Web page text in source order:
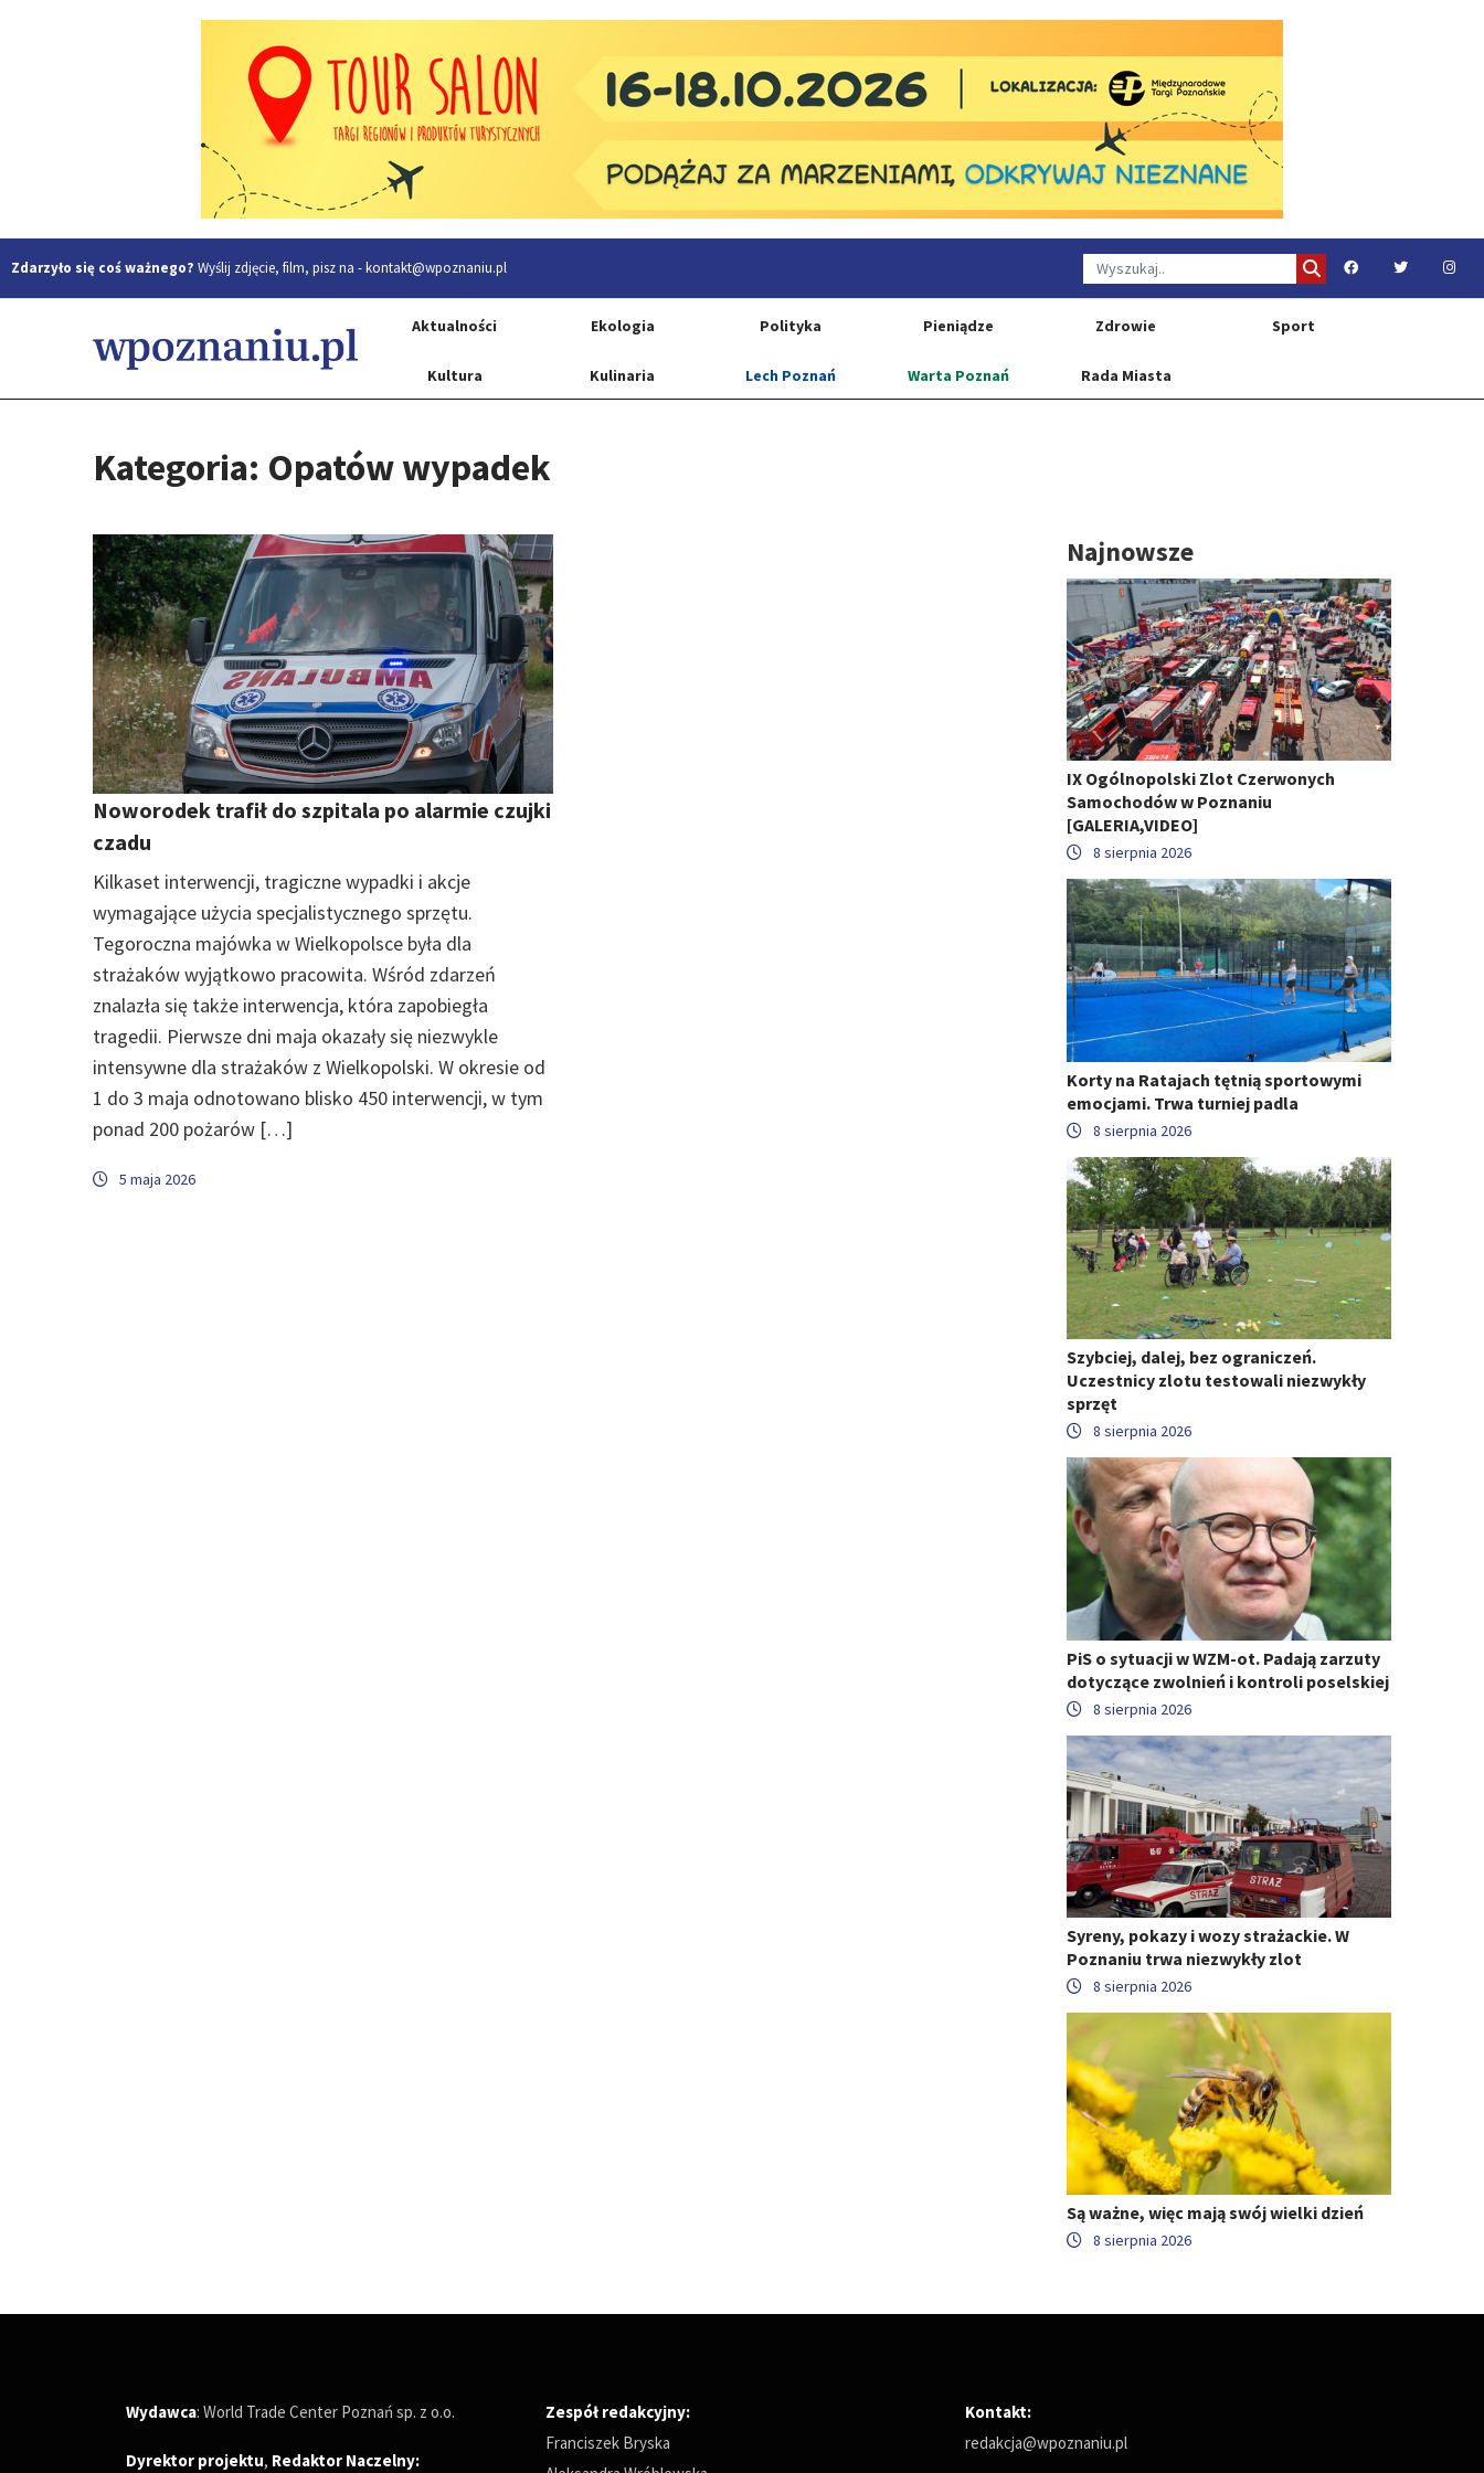
Zdarzyło się coś ważnego? Wyślij zdjęcie, film, pisz na -kontakt@wpoznaniu.pl
Aktualności Ekologia Polityka Pieniądze Zdrowie Sport
Kultura Kulinaria Lech Poznań Warta Poznań Rada Miasta
Kategoria: Opatów wypadek
Noworodek trafił do szpitala po alarmie czujki
czadu
Kilkaset interwencji, tragiczne wypadki i akcje
wymagające użycia specjalistycznego sprzętu.
Tegoroczna majówka w Wielkopolsce była dla
strażaków wyjątkowo pracowita. Wśród zdarzeń
znalazła się także interwencja, która zapobiegła
tragedii. Pierwsze dni maja okazały się niezwykle
intensywne dla strażaków z Wielkopolski. W okresie od
1 do 3 maja odnotowano blisko 450 interwencji, w tym
ponad 200 pożarów […]
5 maja 2026
Najnowsze
IX Ogólnopolski Zlot Czerwonych
Samochodów w Poznaniu
[GALERIA,VIDEO]
8 sierpnia 2026
Korty na Ratajach tętnią sportowymi
emocjami. Trwa turniej padla
8 sierpnia 2026
Szybciej, dalej, bez ograniczeń.
Uczestnicy zlotu testowali niezwykły
sprzęt
8 sierpnia 2026
PiS o sytuacji w WZM-ot. Padają zarzuty
dotyczące zwolnień i kontroli poselskiej
8 sierpnia 2026
Syreny, pokazy i wozy strażackie. W
Poznaniu trwa niezwykły zlot
8 sierpnia 2026
Są ważne, więc mają swój wielki dzień
8 sierpnia 2026
Wydawca: World Trade Center Poznań sp. z o.o.
Dyrektor projektu, Redaktor Naczelny:
Zespół redakcyjny:
Franciszek Bryska
Kontakt:
redakcja@wpoznaniu.pl